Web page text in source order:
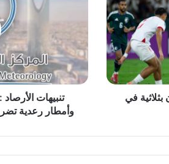
في
في
7
مناطق
وأمطار
تضرب
والشرقية
وأمطار رعدية